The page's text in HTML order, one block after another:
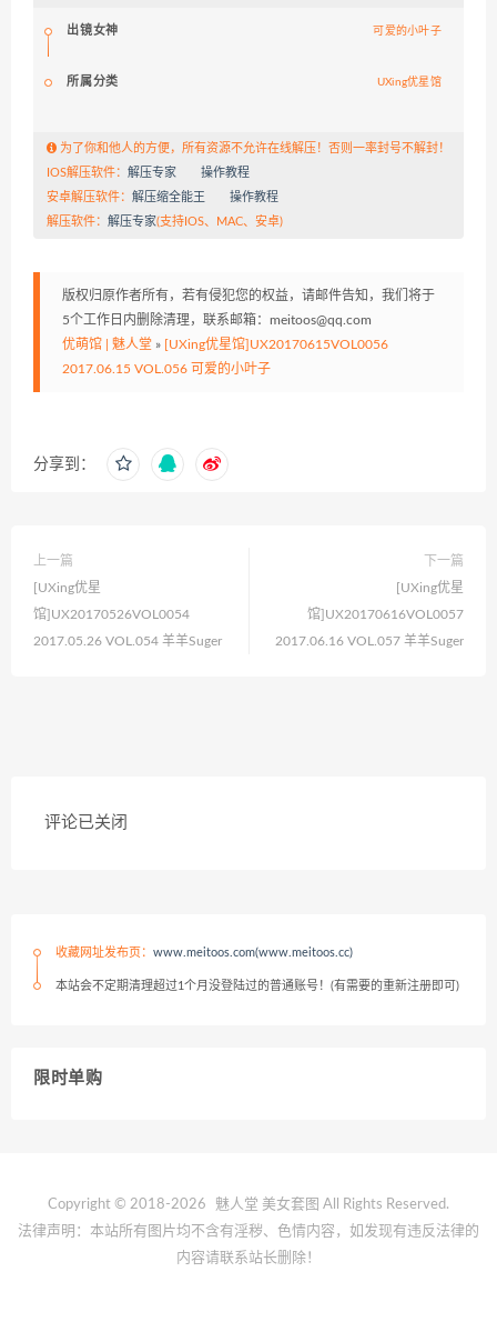
出镜女神 可爱的小叶子
所属分类 UXing优星馆
为了你和他人的方便，所有资源不允许在线解压！否则一率封号不解封！
IOS解压软件： 解压专家
操作教程
安卓解压软件： 解压缩全能王
操作教程
解压软件： 解压专家(支持IOS、MAC、安卓)
版权归原作者所有，若有侵犯您的权益，请邮件告知，我们将于
5个工作日内删除清理，联系邮箱：meitoos@qq.com
优萌馆 | 魅人堂 » [UXing优星馆]UX20170615VOL0056
2017.06.15 VOL.056 可爱的小叶子
分享到：
上一篇
[UXing优星
馆]UX20170526VOL0054
2017.05.26 VOL.054 羊羊Suger
下一篇
[UXing优星
馆]UX20170616VOL0057
2017.06.16 VOL.057 羊羊Suger
评论已关闭
收藏网址发布页： www.meitoos.com(www.meitoos.cc)
本站会不定期清理超过1个月没登陆过的普通账号！(有需要的重新注册即可)
限时单购
Copyright © 2018-2026 魅人堂 美女套图 All Rights Reserved.
法律声明：本站所有图片均不含有淫秽、色情内容，如发现有违反法律的
内容请联系站长删除！